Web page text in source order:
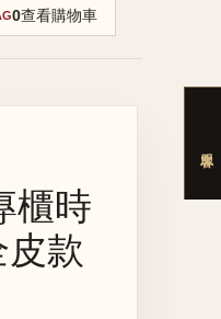
0查看購物車
櫃時
款